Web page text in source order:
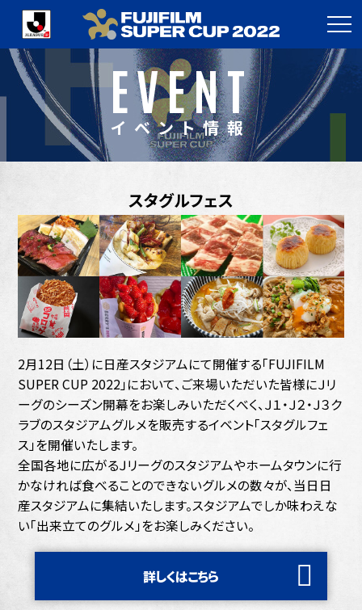
EVENT
イベント情報
スタグルフェス
2月12日（土）に日産スタジアムにて開催する「FUJIFILM
SUPER CUP 2022」において、ご来場いただいた皆様にＪリ
ーグのシーズン開幕をお楽しみいただくべく、Ｊ１・Ｊ２・Ｊ３ク
ラブのスタジアムグルメを販売するイベント「スタグルフェ
ス」を開催いたします。
全国各地に広がるＪリーグのスタジアムやホームタウンに行
かなければ食べることのできないグルメの数々が、当日日
産スタジアムに集結いたします。スタジアムでしか味わえな
い「出来立てのグルメ」をお楽しみください。
詳しくはこちら